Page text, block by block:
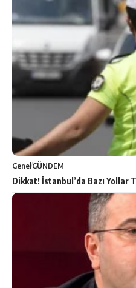
GenelGÜNDEM
Dikkat! İstanbul’da Bazı Yollar